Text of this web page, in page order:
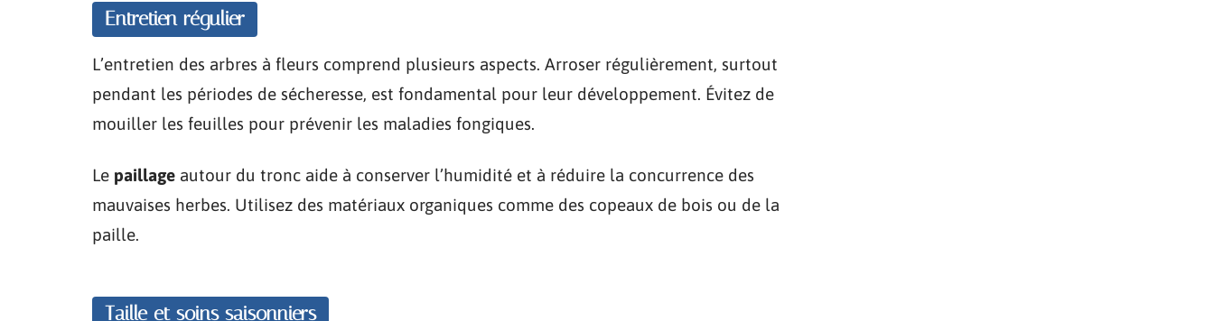
Entretien régulier
L’entretien des arbres à fleurs comprend plusieurs aspects. Arroser régulièrement, surtout
pendant les périodes de sécheresse, est fondamental pour leur développement. Évitez de
mouiller les feuilles pour prévenir les maladies fongiques.
Le paillage autour du tronc aide à conserver l’humidité et à réduire la concurrence des
mauvaises herbes. Utilisez des matériaux organiques comme des copeaux de bois ou de la
paille.
Taille et soins saisonniers